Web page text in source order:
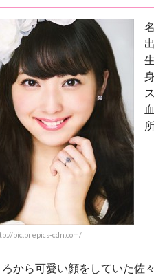
pic.prepics-cdn.com/
から可愛い顔をしていた佐